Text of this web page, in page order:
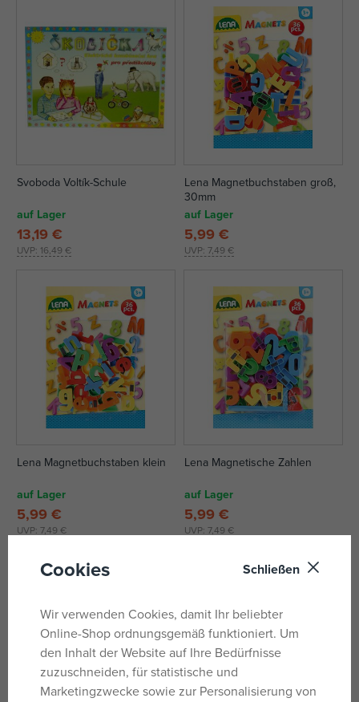
Svoboda Voltík-Schule
auf Lager
UVP: 16,49 €
13,19 €
Lena Magnetbuchstaben groß,
30mm
auf Lager
UVP: 7,49 €
5,99 €
Lena Magnetbuchstaben klein
auf Lager
UVP: 7,49 €
5,99 €
Lena Magnetische Zahlen
auf Lager
UVP: 7,49 €
5,99 €
Cookies Schließen
Wir verwenden Cookies, damit Ihr beliebter
Online-Shop ordnungsgemäß funktioniert. Um
den Inhalt der Website auf Ihre Bedürfnisse
zuzuschneiden, für statistische und
Marketingzwecke sowie zur Personalisierung von